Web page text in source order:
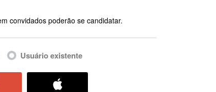
convidados poderão se candidatar.
Usuário existente